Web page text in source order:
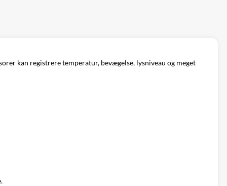
kan registrere temperatur, bevægelse, lysniveau og meget